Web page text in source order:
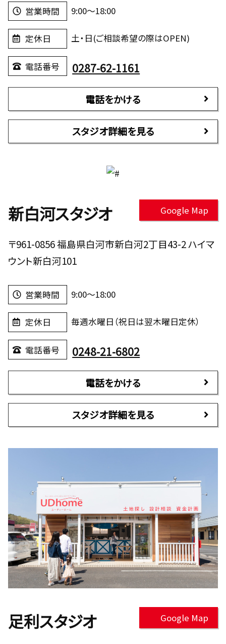
営業時間 9:00～18:00
定休日 土・日(ご相談希望の際はOPEN)
電話番号 0287-62-1161
電話をかける
スタジオ詳細を見る
新白河スタジオ Google Map
〒961-0856 福島県白河市新白河2丁目43-2 ハイマ
ウント新白河101
営業時間 9:00～18:00
定休日 毎週水曜日（祝日は翌木曜日定休）
電話番号 0248-21-6802
電話をかける
スタジオ詳細を見る
足利スタジオ Google Map